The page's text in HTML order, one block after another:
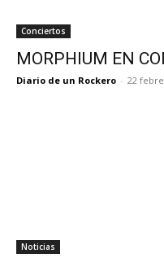
Conciertos
MORPHIUM EN
Diario de un Rockero - 22
Noticias